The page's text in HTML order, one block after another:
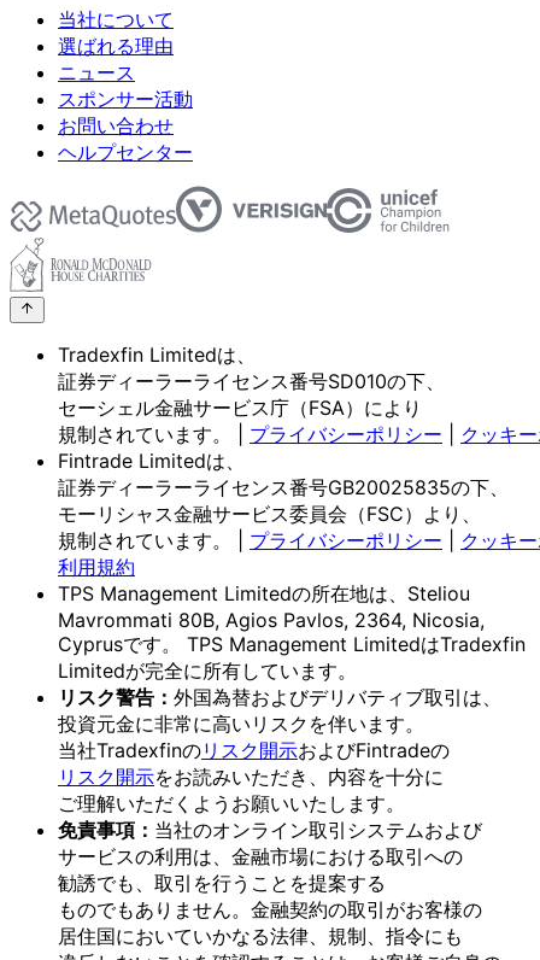
当社について
選ばれる理由
ニュース
スポンサー活動
お問い合わせ
ヘルプセンター
Tradexfin Limitedは、
証券ディーラーライセンス番号SD010の下、
セーシェル金融サービス庁 （FSA）により
規制されています。
プライバシーポリシー
クッキ
Fintrade Limitedは、
証券ディーラーライセンス番号GB20025835の下、
モーリシャス金融サービス委員会 （FSC）より、
規制されています。
プライバシーポリシー
クッキ
利用規約
TPS Management Limitedの所在地は、 Steliou
Mavrommati 80B, Agios Pavlos, 2364, Nicosia,
Cyprusです。
TPS Management LimitedはTradexfin
Limitedが完全に所有しています。
リスク警告： 外国為替およびデリバティブ取引は、
投資元金に非常に高いリスクを伴います。
当社Tradexfinのリスク開示およびFintradeの
リスク開示をお読みいただき、 内容を十分に
ご理解いただく よう お願いいたします。
免責事項： 当社のオンライン取引システムおよび
サービスの利用は、 金融市場における取引への
勧誘でも、 取引を行う ことを提案する
ものでもありません。 金融契約の取引がお客様の
居住国においていかなる法律、 規制、 指令にも